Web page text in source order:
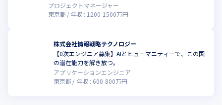
プロジェクトマネージャー
東京都
年収 : 1200-1500万円
株式会社情報戦略テクノロジー
【0次エンジニア募集】AIとヒューマニティーで、この国
の潜在能力を解き放つ。
アプリケーションエンジニア
東京都
年収 : 600-800万円